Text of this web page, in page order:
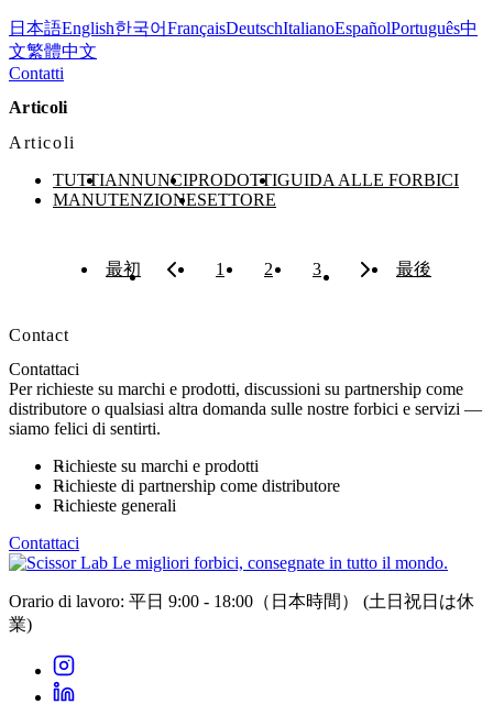
日本語English한국어FrançaisDeutschItalianoEspañolPortuguês中
文繁體中文
Contatti
Articoli
Articoli
TUTTIANNUNCIPRODOTTIGUIDA ALLE FORBICI
MANUTENZIONESETTORE
最初 1 2 3 最後
Contact
Contattaci
Per richieste su marchi e prodotti, discussioni su partnership come
distributore o qualsiasi altra domanda sulle nostre forbici e servizi —
siamo felici di sentirti.
Richieste su marchi e prodotti
Richieste di partnership come distributore
Richieste generali
Contattaci
Le migliori forbici, consegnate in tutto il mondo.
Orario di lavoro: 平日 9:00 - 18:00（日本時間） (土日祝日は休
業)